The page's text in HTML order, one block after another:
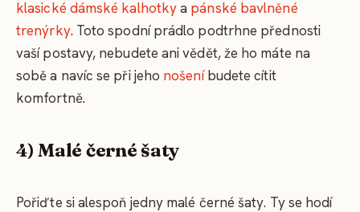
klasické dámské kalhotkya pánské bavlněné
trenýrky. Toto spodní prádlo podtrhne přednosti
vaší postavy, nebudete ani vědět, že ho máte na
sobě a navíc se při jeho nošeníbudete cítit
komfortně.
4) Malé černé šaty
Pořiďte si alespoň jedny malé černé šaty. Ty se hodí